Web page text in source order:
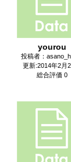
yourou
投稿者：
更新:2014年2月
総合評価 0